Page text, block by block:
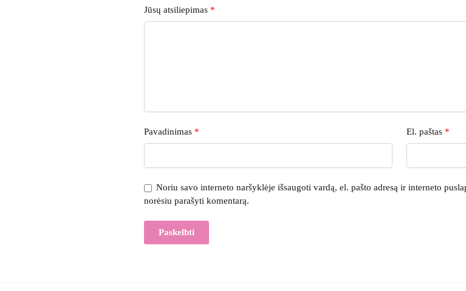
Jūsų atsiliepimas *
Pavadinimas * El. paštas *
Noriu savo interneto naršyklėje išsaugoti vardą, el. pašto adresą ir interneto
norėsiu parašyti komentarą.